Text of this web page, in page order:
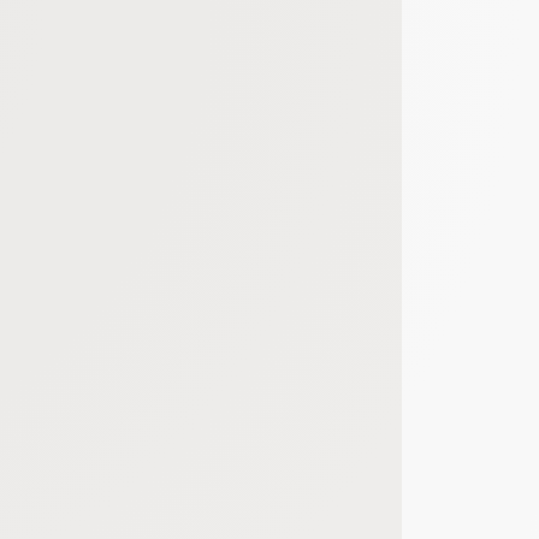
d'un site web en enregistrant les actions qu'ils effectuent, afin de détecter
comme l’affluence, les produits les plus consultés, ou encore